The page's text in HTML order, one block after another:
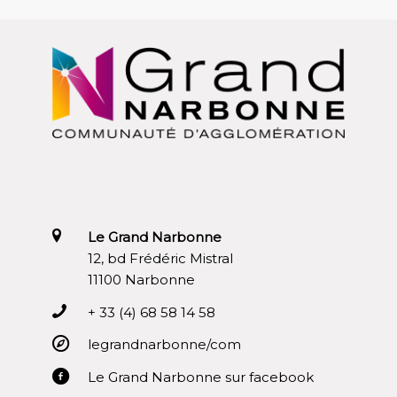
Le Grand Narbonne
12, bd Frédéric Mistral
11100 Narbonne
+ 33 (4) 68 58 14 58
legrandnarbonne/com
Le Grand Narbonne sur facebook